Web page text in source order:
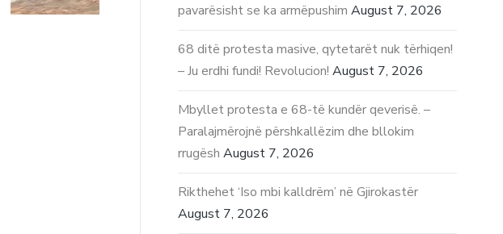
pavarësisht se ka armëpushim August 7, 2026
68 ditë protesta masive, qytetarët nuk tërhiqen!
– Ju erdhi fundi! Revolucion! August 7, 2026
Mbyllet protesta e 68-të kundër qeverisë. –
Paralajmërojnë përshkallëzim dhe bllokim
rrugësh August 7, 2026
Rikthehet ‘Iso mbi kalldrëm’ në Gjirokastër
August 7, 2026